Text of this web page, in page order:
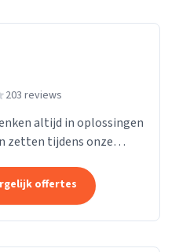
203 reviews
altijd in oplossingen
zetten tijdens onze
offertes